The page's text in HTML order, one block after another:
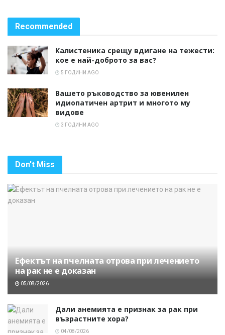
Recommended
Калистеника срещу вдигане на тежести:
кое е най-доброто за вас?
5 ГОДИНИ AGO
Вашето ръководство за ювенилен
идиопатичен артрит и многото му
видове
3 ГОДИНИ AGO
Don't Miss
Ефектът на пчелната отрова при лечението
на рак не е доказан
05/08/2026
Дали анемията е признак за рак при
възрастните хора?
04/08/2026